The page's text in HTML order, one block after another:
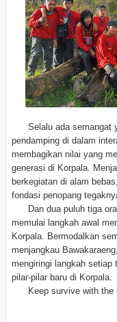
Selalu ada semangat
pendamping di dalam
membagikan nilai yang
generasi di Korpala.
berkegiatan di alam
fondasi penopang
Dan dua puluh tiga
memulai langkah awal
Korpala. Bermodalkan
menjangkau
mengiringi langkah
pilar-pilar baru di Korpala.
Keep survive with the